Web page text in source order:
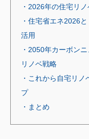
・2026年の住宅リ
・住宅省エネ2026
活用
・2050年カーボン
リノベ戦略
・これから自宅リ
プ
・まとめ